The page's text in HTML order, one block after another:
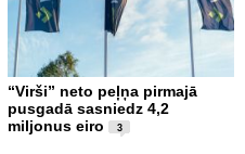
“Virši” neto peļņa pirmajā
pusgadā sasniedz 4,2
miljonus eiro
3